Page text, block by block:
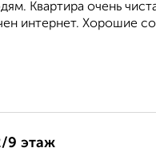
Квартира очень
интернет. Хорошие
9 этаж